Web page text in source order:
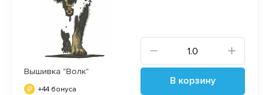
Вышивка "Волк"
+44 бонуса
В корзину